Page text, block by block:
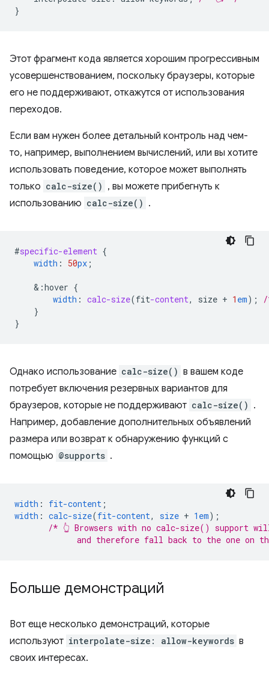
}
Этот фрагмент кода является хорошим прогрессивным
усовершенствованием, поскольку браузеры, которые
его не поддерживают, откажутся от использования
переходов.
Если вам нужен более детальный контроль над чем-
то, например, выполнением вычислений, или вы хотите
использовать поведение, которое может выполнять
только calc-size() , вы можете прибегнуть к
использованию calc-size() .
#specific-element {
width : 50px ;
& :hover {
width : calc-size(fit-content, size + 1 em);
}
}
Однако использование calc-size() в вашем коде
потребует включения резервных вариантов для
браузеров, которые не поддерживают calc-size() .
Например, добавление дополнительных объявлений
размера или возврат к обнаружению функций с
помощью @supports .
width : fit-content ;
width : calc-size(fit-content, size + 1em);
/* 👆 Browsers with no calc-size() support
and therefore fall back to the one on
Больше демонстраций
Вот еще несколько демонстраций, которые
используют interpolate-size: allow-keywords в
своих интересах.